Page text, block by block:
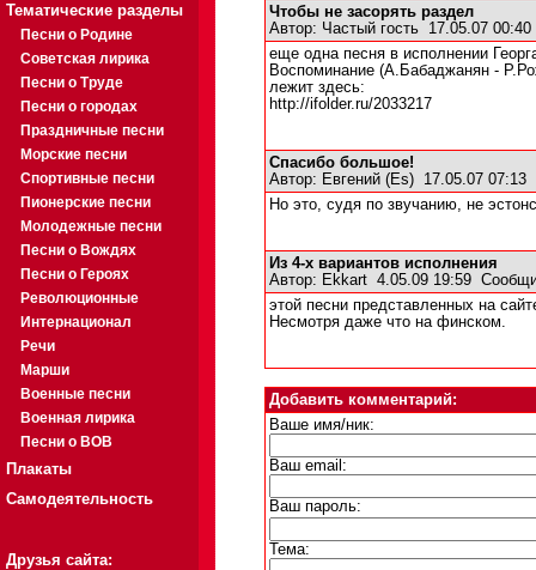
Тематические разделы
Песни о Родине
Советская лирика
Песни о Труде
Песни о городах
Праздничные песни
Морские песни
Спортивные песни
Пионерские песни
Молодежные песни
Песни о Вождях
Песни о Героях
Революционные
Интернационал
Речи
Марши
Военные песни
Военная лирика
Песни о ВОВ
Плакаты
Самодеятельность
Друзья сайта:
Чтобы не засорять раздел
Автор: Частый гость 17.05.07
еще одна песня в исполнении
Воспоминание (А.Бабаджанян -
лежит здесь:
http://ifolder.ru/2033217
Спасибо большое!
Автор: Евгений (Es) 17.05.07 07:13
Но это, судя по звучанию, не
Из 4-х вариантов исполнения
Автор: Ekkart 4.05.09 19:59
этой песни представленных на
Несмотря даже что на финском.
Добавить комментарий:
Ваше имя/ник:
Ваш email:
Ваш пароль:
Тема: